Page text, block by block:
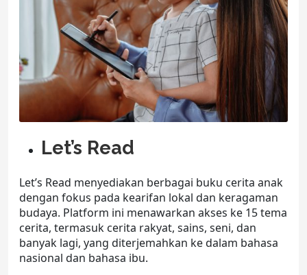
Let’s Read
Let’s Read menyediakan berbagai buku cerita anak
dengan fokus pada kearifan lokal dan keragaman
budaya. Platform ini menawarkan akses ke 15 tema
cerita, termasuk cerita rakyat, sains, seni, dan
banyak lagi, yang diterjemahkan ke dalam bahasa
nasional dan bahasa ibu.